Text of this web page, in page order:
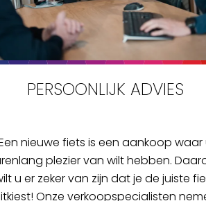
PERSOONLIJK ADVIES
nieuwe fiets is een aankoop waar
plezier van wilt hebben.
u er zeker van zijn dat je de juiste
Onze verkoopspecialisten